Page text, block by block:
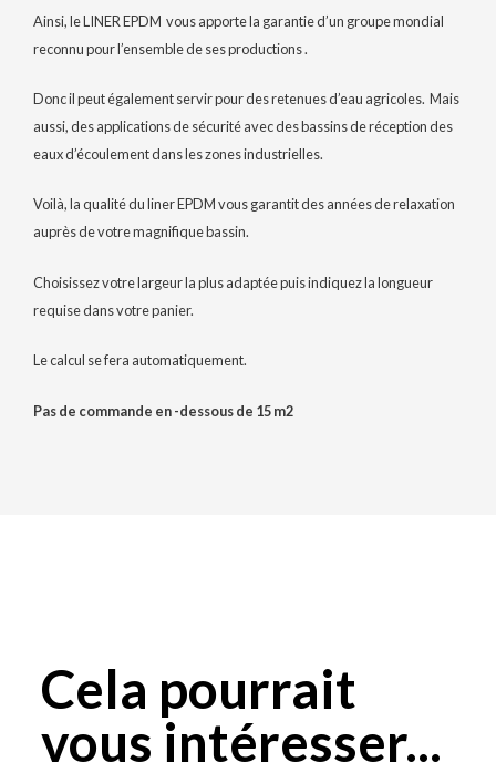
Ainsi, le LINER EPDM vous apporte la garantie d’un groupe mondial
reconnu pour l’ensemble de ses productions .
Donc il peut également servir pour des retenues d’eau agricoles. Mais
aussi, des applications de sécurité avec des bassins de réception des
eaux d’écoulement dans les zones industrielles.
Voilà, la qualité du liner EPDM vous garantit des années de relaxation
auprès de votre magnifique bassin.
Choisissez votre largeur la plus adaptée puis indiquez la longueur
requise dans votre panier.
Le calcul se fera automatiquement.
Pas de commande en -dessous de 15 m2
Cela pourrait
vous intéresser...